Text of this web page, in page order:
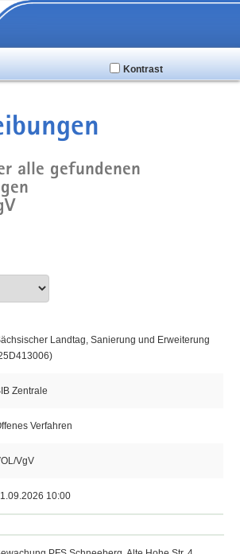
Kontrast
alle gefundenen
Landtag, Sanierung und Erweiterung
Zentrale
Verfahren
VgV
10:00